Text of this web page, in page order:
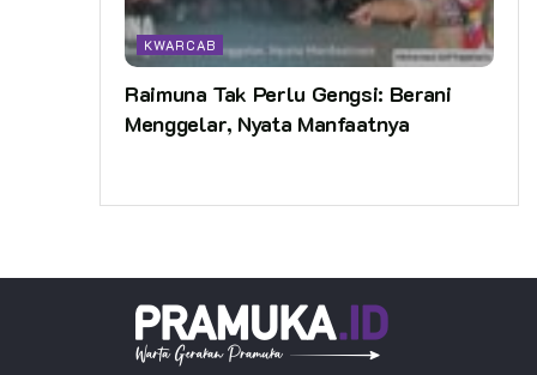
KWARCAB
Raimuna Tak Perlu Gengsi: Berani
Menggelar, Nyata Manfaatnya